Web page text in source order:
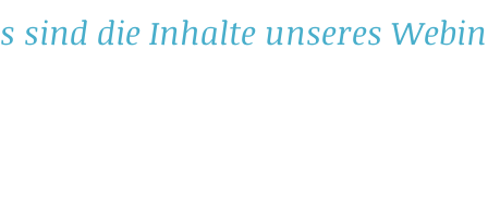
sind die Inhalte unseres